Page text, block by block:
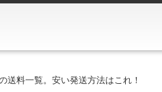
送料一覧。安い発送方法はこれ！